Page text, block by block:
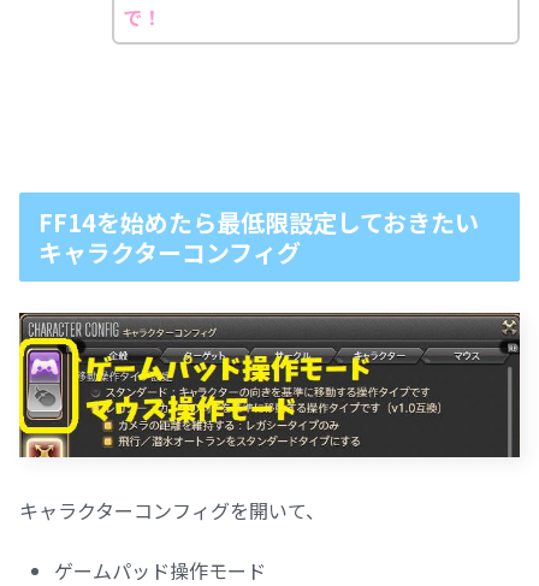
で！
FF14を始めたら最低限設定しておきたい
キャラクターコンフィグ
キャラクターコンフィグを開いて、
ゲームパッド操作モード